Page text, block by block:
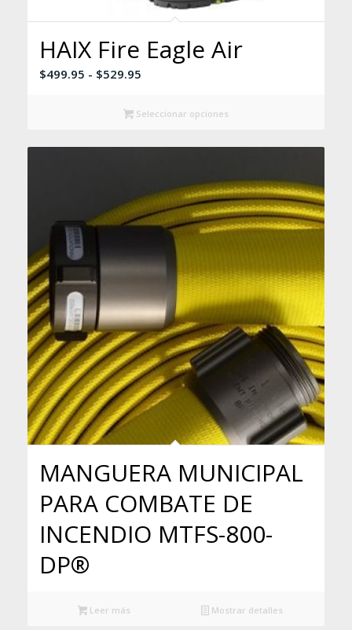
HAIX Fire Eagle Air
$499.95 - $529.95Rango
precios:
$499.95
$529.95
Seleccionar opciones
MANGUERA MUNICIPAL
PARA COMBATE DE
INCENDIO MTFS-800-
DP®
Leer más Mostrar detalles